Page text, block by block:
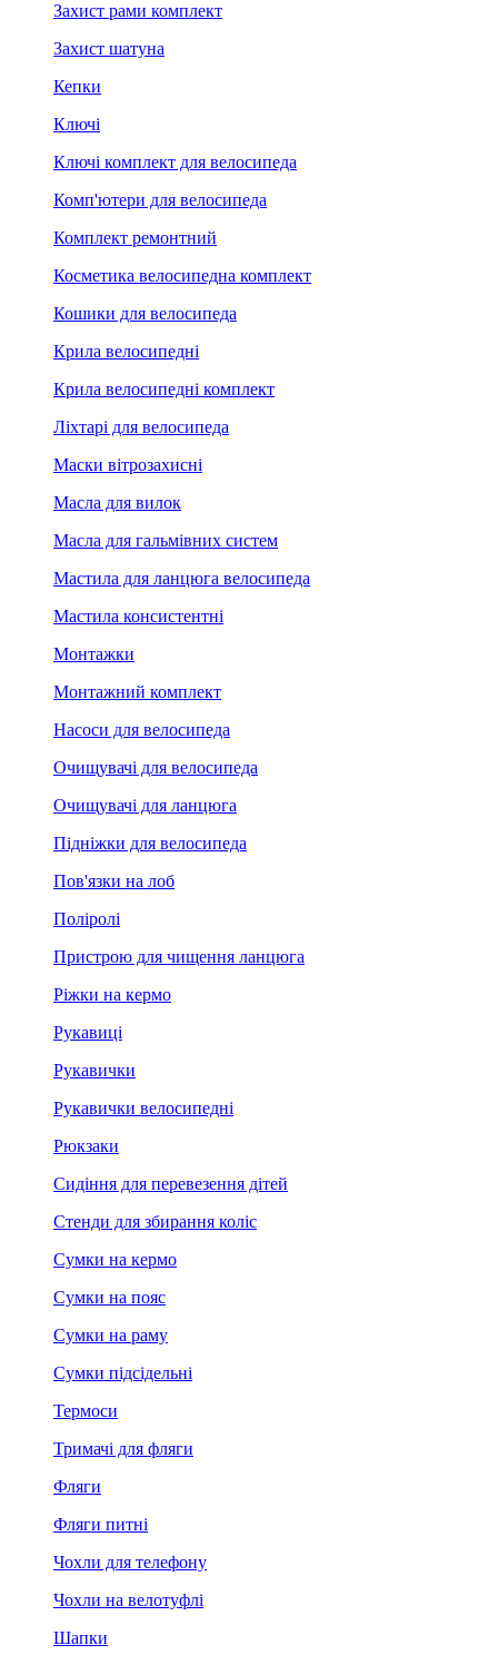
Захист рами комплект
Захист шатуна
Кепки
Ключі
Ключі комплект для велосипеда
Комп'ютери для велосипеда
Комплект ремонтний
Косметика велосипедна комплект
Кошики для велосипеда
Крила велосипедні
Крила велосипедні комплект
Ліхтарі для велосипеда
Маски вітрозахисні
Масла для вилок
Масла для гальмівних систем
Мастила для ланцюга велосипеда
Мастила консистентні
Монтажки
Монтажний комплект
Насоси для велосипеда
Очищувачі для велосипеда
Очищувачі для ланцюга
Підніжки для велосипеда
Пов'язки на лоб
Поліролі
Пристрою для чищення ланцюга
Ріжки на кермо
Рукавиці
Рукавички
Рукавички велосипедні
Рюкзаки
Сидіння для перевезення дітей
Стенди для збирання коліс
Сумки на кермо
Сумки на пояс
Сумки на раму
Сумки підсідельні
Термоси
Тримачі для фляги
Фляги
Фляги питні
Чохли для телефону
Чохли на велотуфлі
Шапки